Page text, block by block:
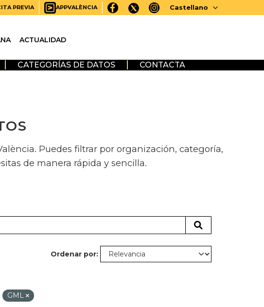
PREVIA APPVALÈNCIA Castellano
ACTUALIDAD
CATEGORÍAS DE DATOS CONTACTA
Puedes filtrar por organización, categoría,
de manera rápida y sencilla.
Ordenar por
GML